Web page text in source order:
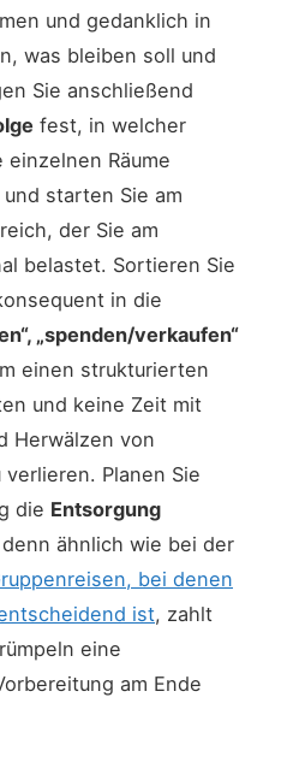
und gedanklich in
was bleiben soll und
Sie anschließend
fest, in welcher
einzelnen Räume
starten Sie am
der Sie am
belastet. Sortieren Sie
in die
„spenden/verkaufen“
einen strukturierten
und keine Zeit mit
Herwälzen von
Planen Sie
die Entsorgung
ähnlich wie bei der
bei denen
ist, zahlt
eine
am Ende